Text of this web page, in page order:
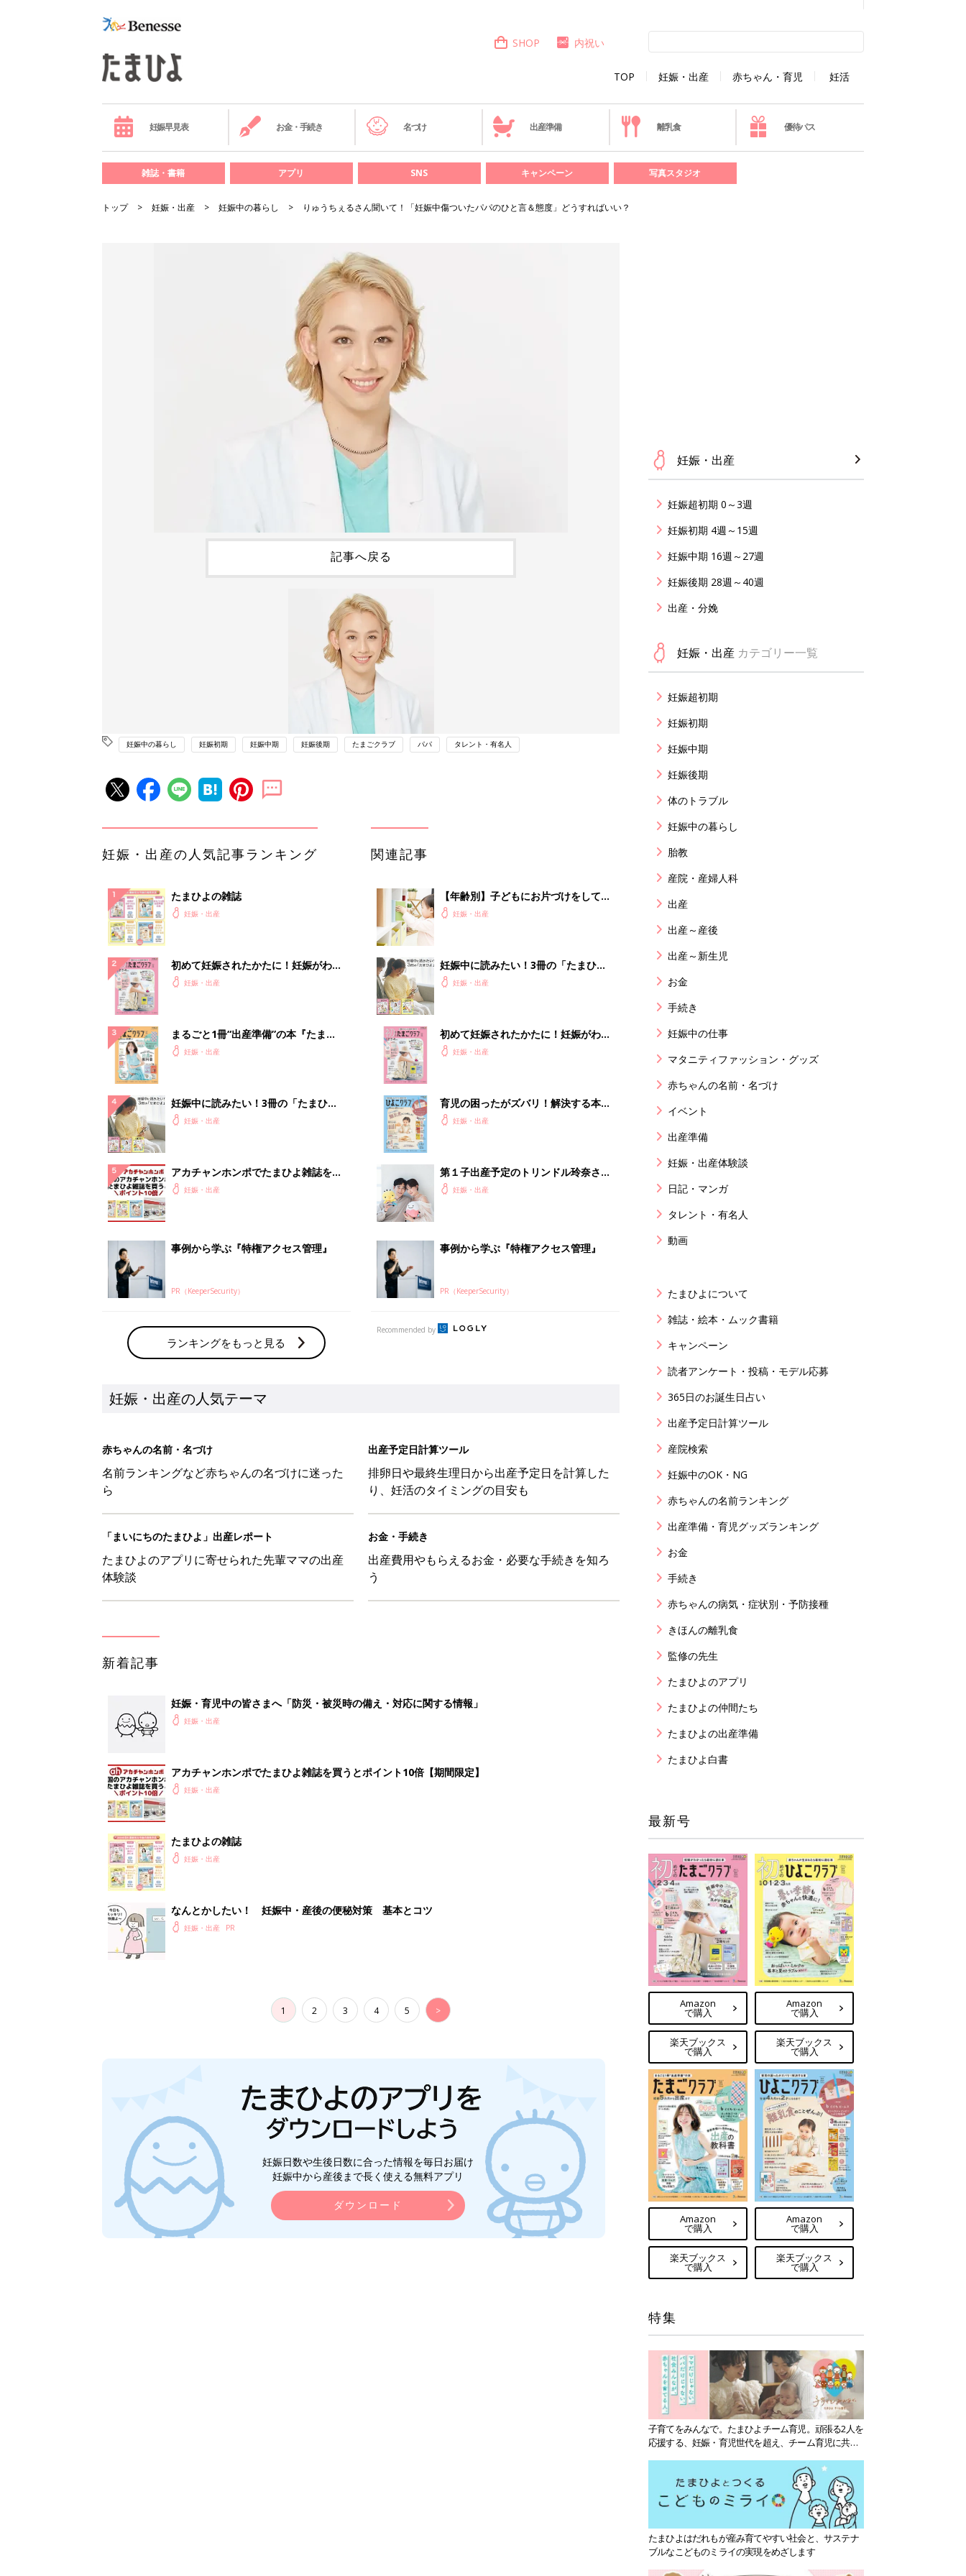
TOP 妊娠・出産 赤ちゃん・育児 妊活
SHOP 内祝い
妊娠早見表 お金・手続き 名づけ 出産準備 離乳食 優待パス
雑誌・書籍 アプリ SNS キャンペーン 写真スタジオ
トップ 妊娠・出産 妊娠中の暮らし りゅうちぇるさん聞いて！「妊娠中傷ついたパパのひと言＆態度」どうすればいい？
記事へ戻る
妊娠中の暮らし 妊娠初期 妊娠中期 妊娠後期 たまごクラブ パパ タレント・有名人
妊娠・出産の人気記事ランキング
たまひよの雑誌
妊娠・出産
初めて妊娠されたかたに！妊娠がわか
ったら最初に読む本『初めてのたまご
妊娠・出産
まるごと1冊“出産準備”の本『たまご
クラブ 夏号』〈スペシャル大特集〉
妊娠・出産
妊娠中に読みたい！3冊の「たまひ
よ」妊娠・出産
アカチャンホンポでたまひよ雑誌を買
うとポイント10倍【期間限定】
妊娠・出産
事例から学ぶ『特権アクセス管理』
PR（KeeperSecurity）
ランキングをもっと見る
関連記事
【年齢別】子どもにお片づけをしても
らうには？ママ・パパたちの工夫を教
妊娠・出産
妊娠中に読みたい！3冊の「たまひ
よ」妊娠・出産
初めて妊娠されたかたに！妊娠がわか
ったら最初に読む本『初めてのたまご
妊娠・出産
育児の困ったがズバリ！解決する本
『ひよこクラブ 秋号』 4カ月～2才
妊娠・出産
第１子出産予定のトリンドル玲奈さん
＆山本直寛さん。「いいパパになりそ
妊娠・出産
事例から学ぶ『特権アクセス管理』
PR（KeeperSecurity）
Recommended by
妊娠・出産の人気テーマ
赤ちゃんの名前・名づけ
名前ランキングなど赤ちゃんの名づけに迷った
ら
出産予定日計算ツール
排卵日や最終生理日から出産予定日を計算した
り、妊活のタイミングの目安も
「まいにちのたまひよ」出産レポート
たまひよのアプリに寄せられた先輩ママの出産
体験談
お金・手続き
出産費用やもらえるお金・必要な手続きを知ろ
う
新着記事
妊娠・育児中の皆さまへ「防災・被災時の備え・対応に関する情報」
妊娠・出産
アカチャンホンポでたまひよ雑誌を買うとポイント10倍【期間限定】
妊娠・出産
たまひよの雑誌
妊娠・出産
なんとかしたい！ 妊娠中・産後の便秘対策 基本とコツ
妊娠・出産
1 2 3 4 5 >
妊娠日数や生後日数に合った情報を毎日お届け
妊娠中から産後まで長く使える無料アプリ
ダウンロード
妊娠・出産
妊娠超初期 0～3週
妊娠初期 4週～15週
妊娠中期 16週～27週
妊娠後期 28週～40週
出産・分娩
妊娠・出産 カテゴリー一覧
妊娠超初期
妊娠初期
妊娠中期
妊娠後期
体のトラブル
妊娠中の暮らし
胎教
産院・産婦人科
出産
出産～産後
出産～新生児
お金
手続き
妊娠中の仕事
マタニティファッション・グッズ
赤ちゃんの名前・名づけ
イベント
出産準備
妊娠・出産体験談
日記・マンガ
タレント・有名人
動画
たまひよについて
雑誌・絵本・ムック書籍
キャンペーン
読者アンケート・投稿・モデル応募
365日のお誕生日占い
出産予定日計算ツール
産院検索
妊娠中のOK・NG
赤ちゃんの名前ランキング
出産準備・育児グッズランキング
お金
手続き
赤ちゃんの病気・症状別・予防接種
きほんの離乳食
監修の先生
たまひよのアプリ
たまひよの仲間たち
たまひよの出産準備
たまひよ白書
最新号
Amazon
で購入
楽天ブックス
で購入
Amazon
で購入
楽天ブックス
で購入
Amazon
で購入
楽天ブックス
で購入
Amazon
で購入
楽天ブックス
で購入
特集
子育てをみんなで。たまひよチーム育児。頑張る2人を
応援する、妊娠・育児世代を超え、チーム育児に共感
たまひよはだれもが産み育てやすい社会と、サステナ
ブルなこどものミライの実現をめざします